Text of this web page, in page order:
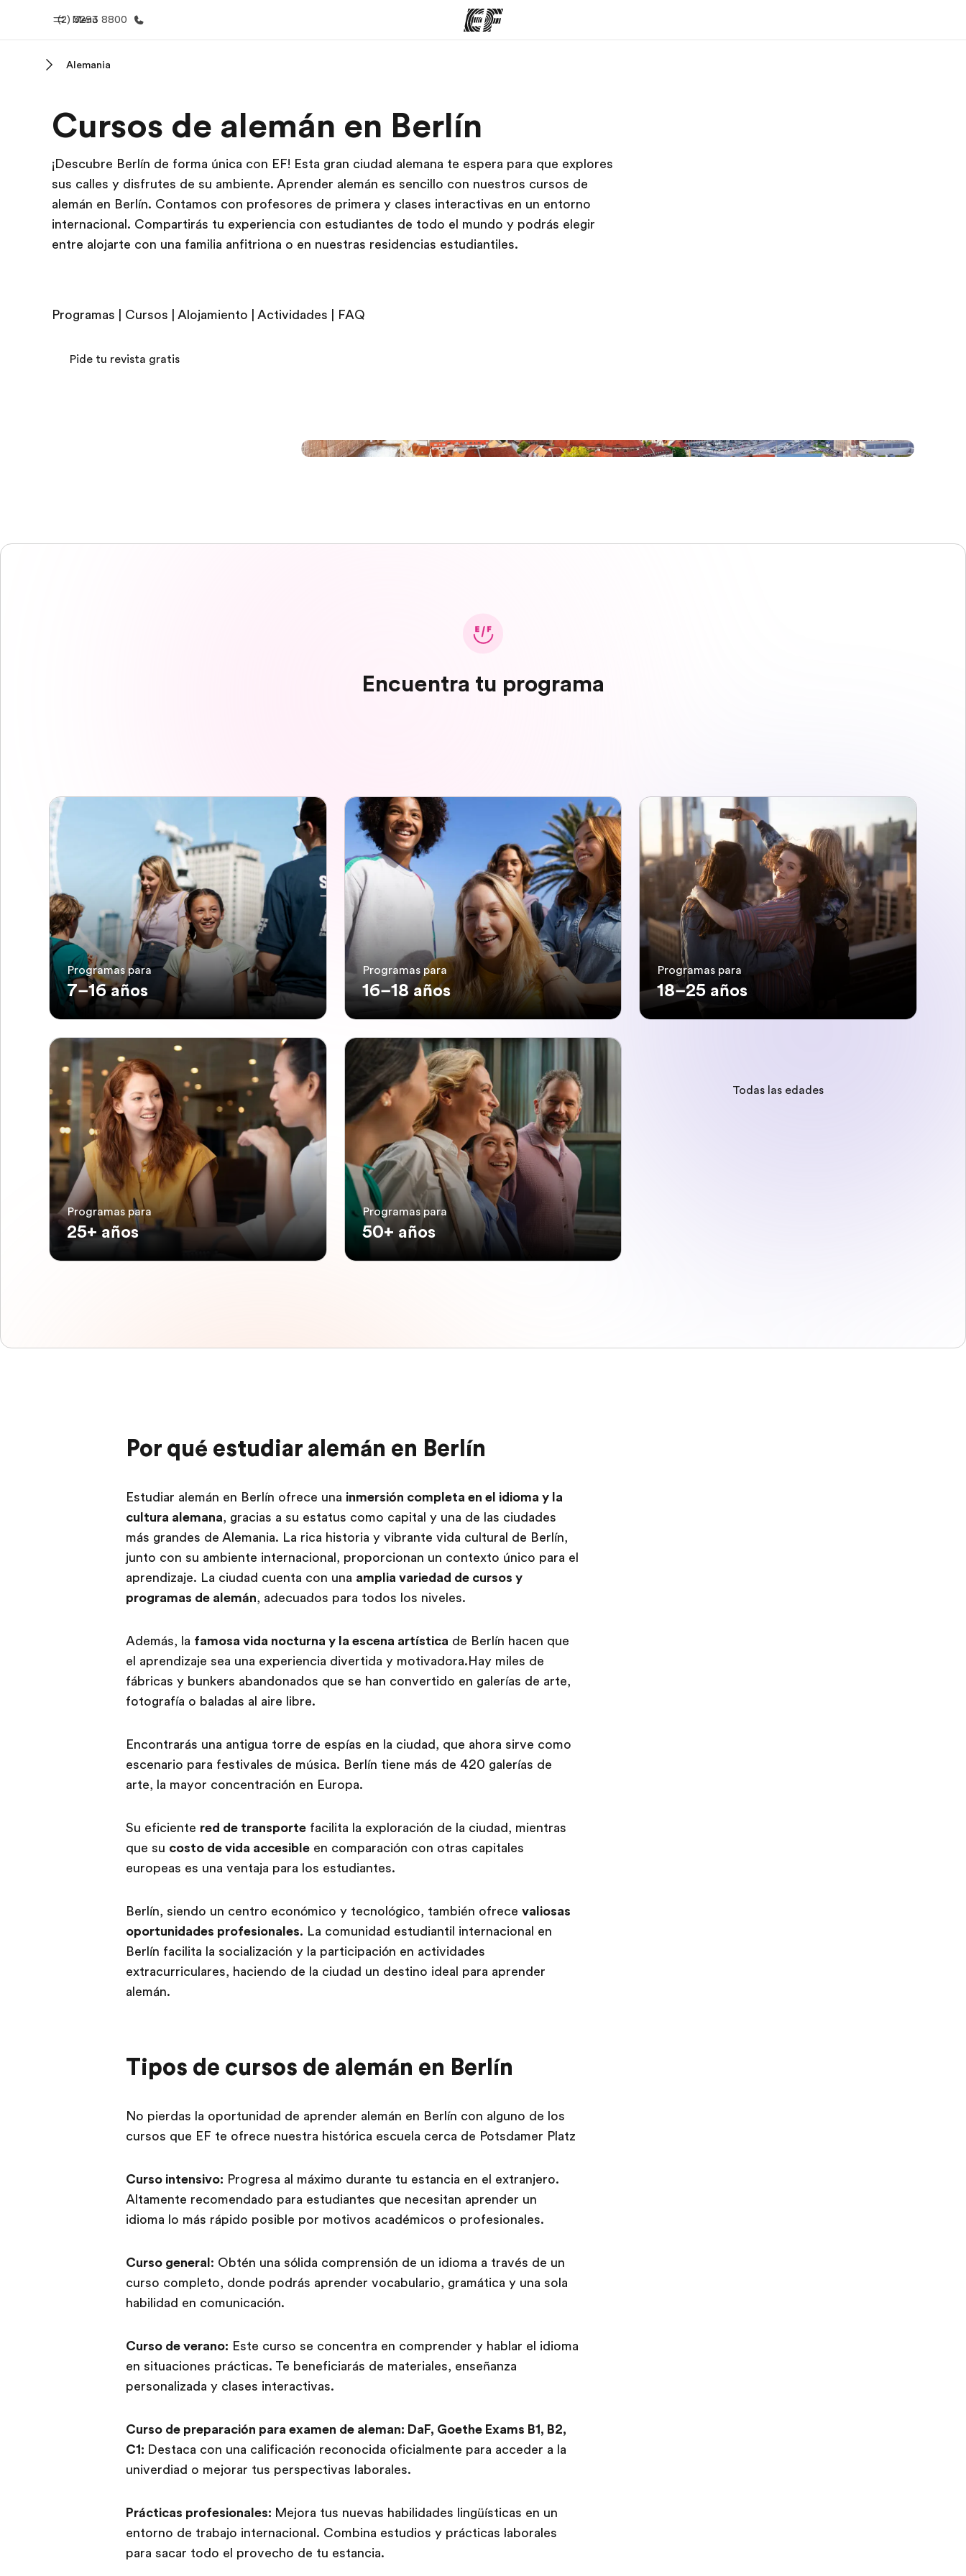
Menú
(2) 3293 8800
Bienvenido a EF Ver todo lo que hacemos Encuentra una oficina
Alemania
Cursos de alemán en Berlín
¡Descubre Berlín de forma única con EF! Esta gran ciudad alemana te espera para que explores
sus calles y disfrutes de su ambiente. Aprender alemán es sencillo con nuestros cursos de
alemán en Berlín. Contamos con profesores de primera y clases interactivas en un entorno
internacional. Compartirás tu experiencia con estudiantes de todo el mundo y podrás elegir
entre alojarte con una familia anfitriona o en nuestras residencias estudiantiles.
Programas Cursos Alojamiento Actividades FAQ
Pide tu revista gratis
Encuentra tu programa
Programas para
7–16 años
Programas para
16–18 años
Programas para
18–25 años
Programas para
25+ años
Programas para
50+ años
Todas las edades
Por qué estudiar alemán en Berlín
Estudiar alemán en Berlín ofrece una inmersión completa en el idioma y la
cultura alemana, gracias a su estatus como capital y una de las ciudades
más grandes de Alemania. La rica historia y vibrante vida cultural de Berlín,
junto con su ambiente internacional, proporcionan un contexto único para el
aprendizaje. La ciudad cuenta con una amplia variedad de cursos y
programas de alemán, adecuados para todos los niveles.
Además, la famosa vida nocturna y la escena artística de Berlín hacen que
el aprendizaje sea una experiencia divertida y motivadora.Hay miles de
fábricas y bunkers abandonados que se han convertido en galerías de arte,
fotografía o baladas al aire libre.
Encontrarás una antigua torre de espías en la ciudad, que ahora sirve como
escenario para festivales de música. Berlín tiene más de 420 galerías de
arte, la mayor concentración en Europa.
Su eficiente red de transportefacilita la exploración de la ciudad, mientras
que su costo de vida accesibleen comparación con otras capitales
europeas es una ventaja para los estudiantes.
Berlín, siendo un centro económico y tecnológico, también ofrece valiosas
oportunidades profesionales. La comunidad estudiantil internacional en
Berlín facilita la socialización y la participación en actividades
extracurriculares, haciendo de la ciudad un destino ideal para aprender
alemán.
Tipos de cursos de alemán en Berlín
No pierdas la oportunidad de aprender alemán en Berlín con alguno de los
cursos que EF te ofrece nuestra histórica escuela cerca de Potsdamer Platz
Curso intensivo: Progresa al máximo durante tu estancia en el extranjero.
Altamente recomendado para estudiantes que necesitan aprender un
idioma lo más rápido posible por motivos académicos o profesionales.
Curso general: Obtén una sólida comprensión de un idioma a través de un
curso completo, donde podrás aprender vocabulario, gramática y una sola
habilidad en comunicación.
Curso de verano: Este curso se concentra en comprender y hablar el idioma
en situaciones prácticas. Te beneficiarás de materiales, enseñanza
personalizada y clases interactivas.
Curso de preparación para examen de aleman: DaF, Goethe Exams B1, B2,
C1: Destaca con una calificación reconocida oficialmente para acceder a la
univerdiad o mejorar tus perspectivas laborales.
Prácticas profesionales: Mejora tus nuevas habilidades lingüísticas en un
entorno de trabajo internacional. Combina estudios y prácticas laborales
para sacar todo el provecho de tu estancia.